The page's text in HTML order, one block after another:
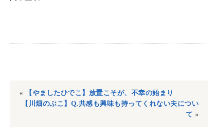
«
【やましたひでこ】放置こそが、不幸の始まり
【川畑のぶこ】Q.共感も興味も持ってくれない夫につい
て »